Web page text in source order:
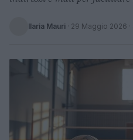
Ilaria Mauri · 29 Maggio 2026